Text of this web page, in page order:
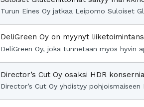
Turun Eines Oy jatkaa Leipomo Suloiset
DeliGreen Oy on myynyt
DeliGreen Oy, joka tunnetaan myös
Director’s Cut Oy osaksi HDR konsernia
Director’s Cut Oy yhdistyy